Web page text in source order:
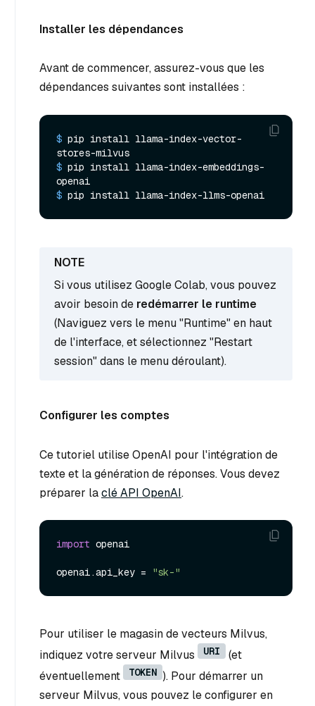
Installer les dépendances
Avant de commencer, assurez-vous que les
dépendances suivantes sont installées :
$ pip install llama-index-vector-
stores-milvus
$ pip install llama-index-embeddings-
openai
$ pip install llama-index-llms-openai
Si vous utilisez Google Colab, vous pouvez
avoir besoin de redémarrer le runtime
(Naviguez vers le menu "Runtime" en haut
de l'interface, et sélectionnez "Restart
session" dans le menu déroulant).
Configurer les comptes
Ce tutoriel utilise OpenAI pour l'intégration de
texte et la génération de réponses. Vous devez
préparer laclé API OpenAI.
import openai
openai.api_key = "sk-"
Pour utiliser le magasin de vecteurs Milvus,
indiquez votre serveur Milvus
URI
(et
éventuellement
TOKEN ). Pour démarrer un
serveur Milvus, vous pouvez le configurer en